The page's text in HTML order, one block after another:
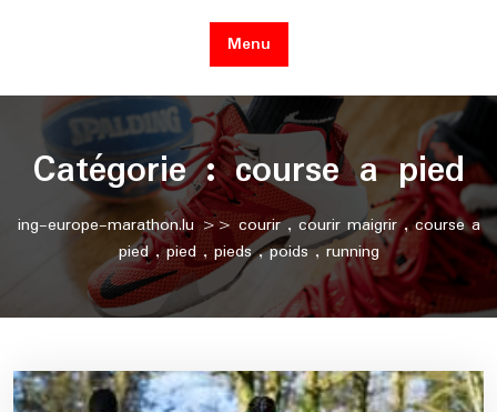
Menu
Catégorie :course a pied
ing-europe-marathon.lu>> courir,courir maigrir,course a
pied,pied, pieds,poids,running